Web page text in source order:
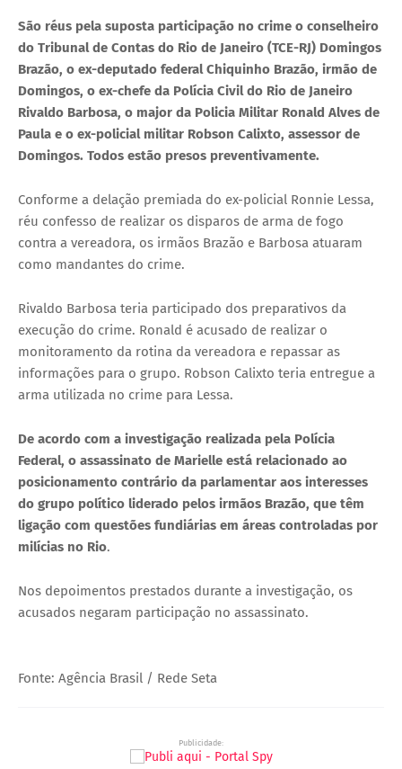
São réus pela suposta participação no crime o conselheiro
do Tribunal de Contas do Rio de Janeiro (TCE-RJ) Domingos
Brazão, o ex-deputado federal Chiquinho Brazão, irmão de
Domingos, o ex-chefe da Polícia Civil do Rio de Janeiro
Rivaldo Barbosa, o major da Policia Militar Ronald Alves de
Paula e o ex-policial militar Robson Calixto, assessor de
Domingos. Todos estão presos preventivamente.
Conforme a delação premiada do ex-policial Ronnie Lessa,
réu confesso de realizar os disparos de arma de fogo
contra a vereadora, os irmãos Brazão e Barbosa atuaram
como mandantes do crime.
Rivaldo Barbosa teria participado dos preparativos da
execução do crime. Ronald é acusado de realizar o
monitoramento da rotina da vereadora e repassar as
informações para o grupo. Robson Calixto teria entregue a
arma utilizada no crime para Lessa.
De acordo com a investigação realizada pela Polícia
Federal, o assassinato de Marielle está relacionado ao
posicionamento contrário da parlamentar aos interesses
do grupo político liderado pelos irmãos Brazão, que têm
ligação com questões fundiárias em áreas controladas por
milícias no Rio.
Nos depoimentos prestados durante a investigação, os
acusados negaram participação no assassinato.
Fonte: Agência Brasil / Rede Seta
Publicidade: